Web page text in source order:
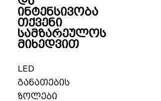
ინტენსივობა
თქვენი
სამზარეულოს
მიხედვით
LED
განათების
ზოლები